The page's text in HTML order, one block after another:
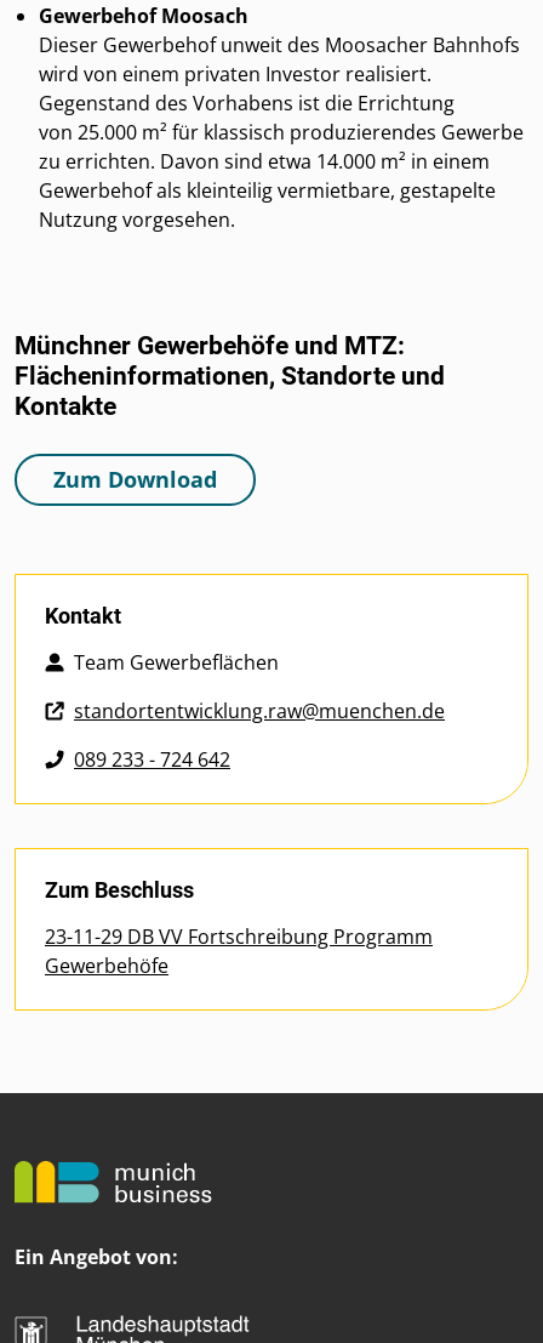
Gewerbehof Moosach
Dieser Gewerbehof unweit des Moosacher Bahnhofs
wird von einem privaten Investor realisiert.
Gegenstand des Vorhabens ist die Errichtung
von 25.000 m² für klassisch produzierendes Gewerbe
zu errichten. Davon sind etwa 14.000 m² in einem
Gewerbehof als kleinteilig vermietbare, gestapelte
Nutzung vorgesehen.
Münchner Gewerbehöfe und MTZ:
Flächeninformationen, Standorte und
Kontakte
Zum Download
Kontakt
Team Gewerbeflächen
standortentwicklung.raw@muenchen.de
089 233 - 724 642
Zum Beschluss
23-11-29 DB VV Fortschreibung Programm
Gewerbehöfe
Ein Angebot von: